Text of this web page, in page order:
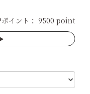
イント： 9500 point